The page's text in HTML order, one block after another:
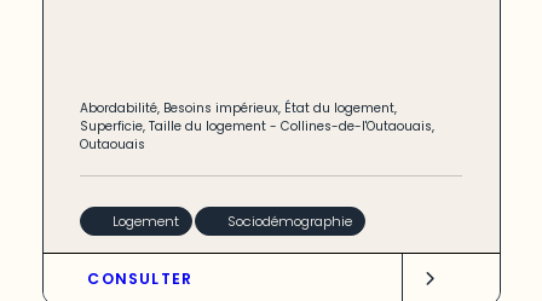
Abordabilité, Besoins impérieux, État du logement,
Superficie,Taille du logement -Collines-de-l'Outaouais,
Outaouais
Logement Sociodémographie
CONSULTER